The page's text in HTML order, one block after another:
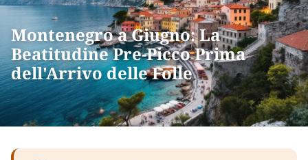
Montenegro a Giugno: La
Beatitudine Pre-Picco Prima
dell'Arrivo delle Folle